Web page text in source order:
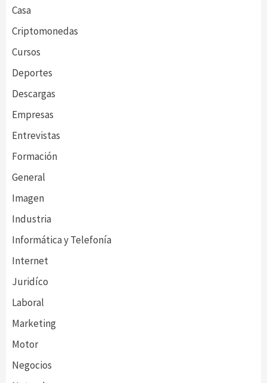
Casa
Criptomonedas
Cursos
Deportes
Descargas
Empresas
Entrevistas
Formación
General
Imagen
Industria
Informática y Telefonía
Internet
Juridíco
Laboral
Marketing
Motor
Negocios